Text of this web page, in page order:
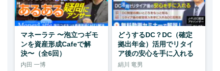
マネーラテ 〜泡立つギモ
ンを資産形成Cafeで解
決〜（全6回）
内田 一博
どうするDC？DC（確定
拠出年金）活用でリタイ
ア後の安心を手に入れる
絹川 竜男